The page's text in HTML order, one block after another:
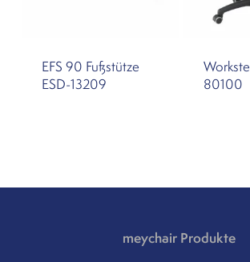
EFS 90 Fußstütze
ESD-13209
80100
meychair Produkte